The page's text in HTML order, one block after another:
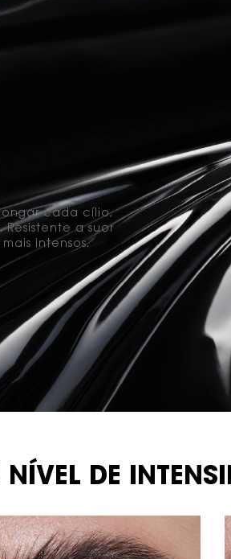
cada cílio,
a suor
intensos.
DE